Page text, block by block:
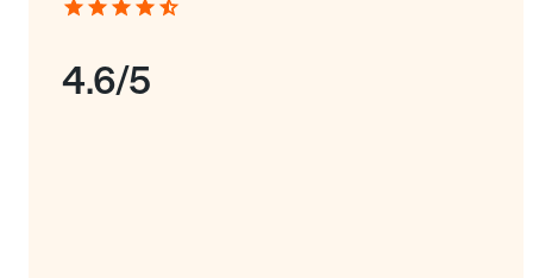
4.6/5